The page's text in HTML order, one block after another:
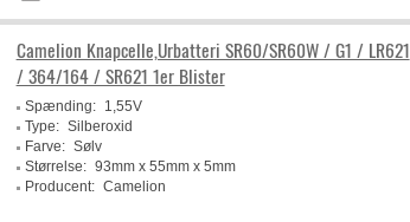
Camelion Knapcelle,Urbatteri SR60/SR60W / G1 / LR621
/ 364/164 / SR621 1er Blister
Spænding:
1,55V
Type: Silberoxid
Farve: Sølv
Størrelse: 93mm x 55mm x 5mm
Producent: Camelion